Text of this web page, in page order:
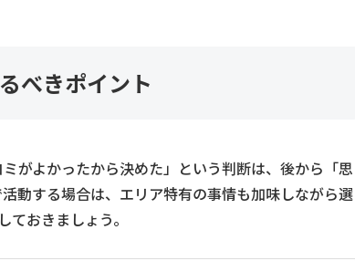
べきポイント
がよかったから決めた」という判断は、後から「思
動する場合は、エリア特有の事情も加味しながら選
おきましょう。